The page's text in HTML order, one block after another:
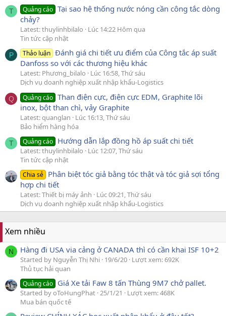
T Quảng cáo Tại sao hệ thống nước nóng cần công tắc dòng
chảy?
Latest: thuylinhbilalo
Lúc 14:22 Hôm qua
Tin tức cập nhật
P Thảo luận Đánh giá chi tiết ưu điểm của Công tắc áp suất
Danfoss so với các thương hiệu khác
Latest: Phương_bilalo
Lúc 16:58, Thứ sáu
Dịch vụ doanh nghiệp xuất nhập khẩu-Logistics
Q Quảng cáo Than điện cực, điện cực EDM, Graphite lõi
inox, bột than chì, vảy Graphite
Latest: quanglan
Lúc 16:13, Thứ sáu
Bảo hiểm hàng hóa
T Quảng cáo Hướng dẫn lắp đồng hồ áp suất chi tiết
Latest: thuylinhbilalo
Lúc 12:07, Thứ sáu
Tin tức cập nhật
Chia sẻ Phân biệt tóc giả bằng tóc thật và tóc giả sợi tổng
hợp chi tiết
Latest: Thiết bị máy ảnh
Lúc 09:21, Thứ sáu
Dịch vụ doanh nghiệp xuất nhập khẩu-Logistics
Xem nhiều
N Hàng đi USA via cảng ở CANADA thì có cần khai ISF 10+2
Started by Nguyễn Thị Nhi 19/6/20 Lượt xem: 692K
Thủ tục hải quan
Quảng cáo Giá Xe tải Faw 8 tấn Thùng 9M7 chở pallet.
Started by oToHungPhat 25/1/21
Lượt xem: 468K
Mua bán quốc tế